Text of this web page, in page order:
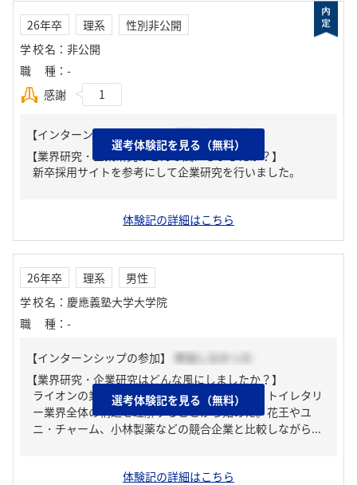
26年卒 理系
性別非公開
学校名 ： 非公開
職種 ： -
感謝
1
【インターンシップの参加】
【業界研究・企業研究はどんな風にしましたか？】
新卒採用サイトを参考にして企業研究を行いました。
選考体験記を見る（無料）
体験記の詳細はこちら
26年卒 理系
男性
学校名 ： 慶應義塾大学大学院
職種 ： -
【インターンシップの参加】
参加しなかった
【業界研究・企業研究はどんな風にしましたか？】
ライオンの業界研究においては、まず日用品・トイレタリ
ー業界全体の構造を理解することから始めた。花王やユ
ニ・チャーム、小林製薬などの競合企業と比較しながら...
選考体験記を見る（無料）
体験記の詳細はこちら